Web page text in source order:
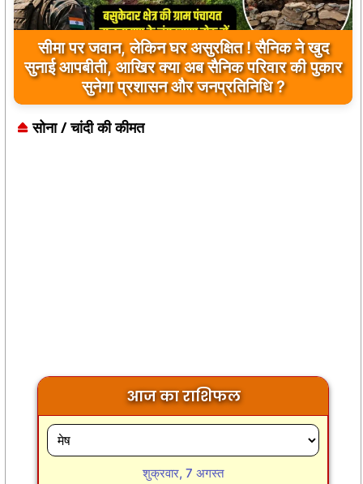
सीमा पर जवान, लेकिन घर असुरक्षित ! सैनिक ने खुद
सुनाई आपबीती, आखिर क्या अब सैनिक परिवार की पुकार
सुनेगा प्रशासन और जनप्रतिनिधि ?
सोना / चांदी की कीमत
आज का राशिफल
शुक्रवार, 7 अगस्त